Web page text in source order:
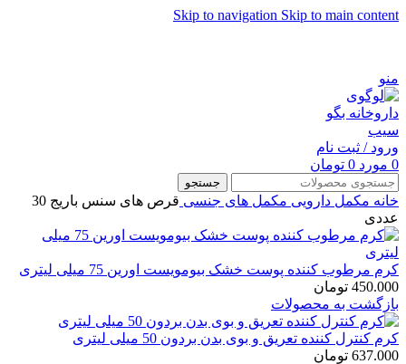
Skip to navigation Skip to main content
منو
ورود / ثبت نام
0 مورد 0 تومان
جستجو
خانه مکمل دارویی مکمل های جنسی
قرص های سنس باریج 30
عددی
کرم مرطوب کننده پوست خشک بیومویست اورین 75 میلی لیتری
450.000 تومان
بازگشت به محصولات
کرم کنترل کننده تعریق و بوی بدن بردون 50 میلی لیتری
637.000 تومان